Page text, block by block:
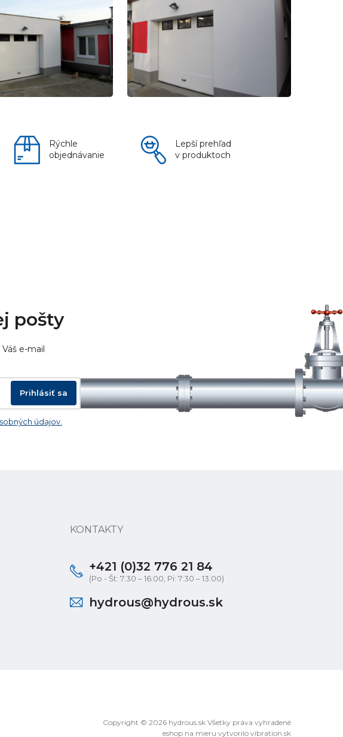
Rýchle
objednávanie
Lepší prehľad
v produktoch
pošty
e-mail
Prihlásiť sa
údajov.
KONTAKTY
+421 (0)32 776 21 84
(Po - Št: 7:30 – 16:00, Pi: 7:30 – 13:00)
hydrous@hydrous.sk
Copyright © 2026 hydrous.sk Všetky práva vyhradené
eshop na mieru vytvorilo vibration.sk